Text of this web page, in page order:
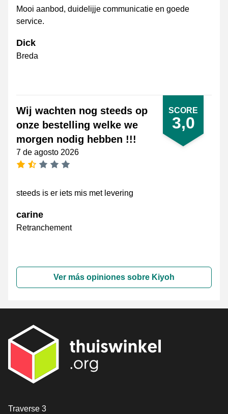
Mooi aanbod, duidelijje communicatie en goede
service.
Dick
Breda
SCORE
3,0
Wij wachten nog steeds op
onze bestelling welke we
morgen nodig hebben !!!
7 de agosto 2026
steeds is er iets mis met levering
carine
Retranchement
Ver más opiniones sobre Kiyoh
[_General:Contact]
Traverse 3